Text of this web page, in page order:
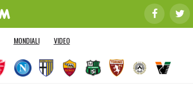
MONDIALI VIDEO